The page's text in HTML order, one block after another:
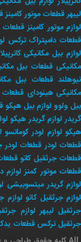
لیبهرقطعات موتور کامینز
لوازم موتور کامینز قطعات
قطعات دامپتراک ترکس
لوازم بیل مکانیکی
مکانیکی قطعات بیل
نیوهلند قطعات بیل
مکانیکی هینودای قطعات
بیل ولوو لوازم بیل هپکو
گریدر لوازم گریدر هپکو
هپکو لوازم لودر کوماتسو
قطعات لودر قطعات لودر
قطعات جرثقیل کاتو
قطعات موتور کمنز لوازم
لوازم گریدر میتسوبیشی
لوازم جرثقيل كاتو لوازم
جرثقيل ليبهر لوازم
جرثقيل تركسقطعات